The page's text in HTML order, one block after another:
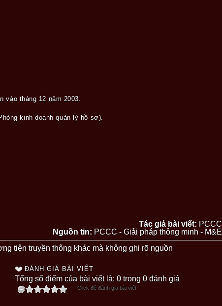
vào tháng 12 năm 2003.
kinh doanh quản lý hồ sơ).
Tác giả bài viết: PCCC
Nguồn tin: PCCC - Giải pháp thông minh - M&E
tiện truyền thông khác mà không ghi rõ nguồn
ĐÁNH GIÁ BÀI VIẾT
Tổng số điểm của bài viết là: 0 trong 0 đánh giá
Click để đánh giá bài viết